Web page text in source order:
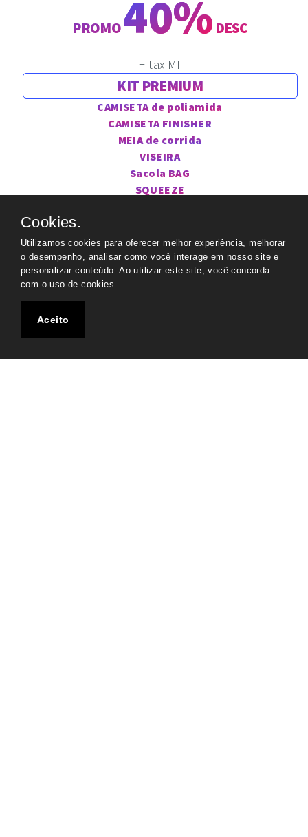
PROMO40% DESC
+ tax MI
KIT PREMIUM
CAMISETA de poliamida
CAMISETA FINISHER
MEIA de corrida
VISEIRA
Sacola BAG
SQUEEZE
CHIP descartável
MEDALHA FINISHER
De R$ 487
Cookies.
Utilizamos cookies para oferecer melhor experiência, melhorar
o desempenho, analisar como você interage em nosso site e
personalizar conteúdo. Ao utilizar este site, você concorda
com o uso de cookies.
Aceito